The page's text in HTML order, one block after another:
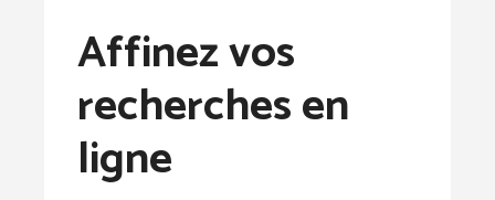
Affinez vos
recherches en
ligne